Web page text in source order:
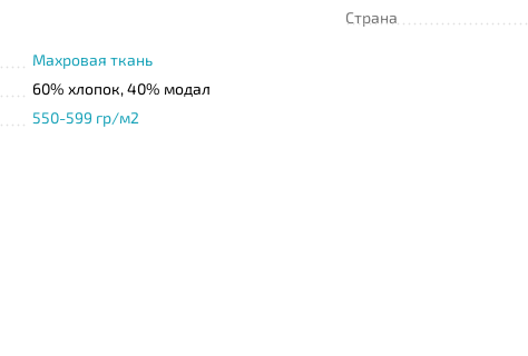
Махровая ткань
60% хлопок, 40% модал
550-599 гр/м2
Страна